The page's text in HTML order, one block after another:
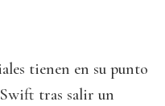
tienen en su punto
tras salir un